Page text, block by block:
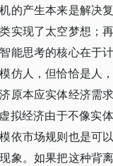
的产生本来是解决
实现了太空梦想；
能思考的核心在于
仿人，但恰恰是人
原本应实体经济需
拟经济由于不像实
依市场规则也是可
象。如果把这种背